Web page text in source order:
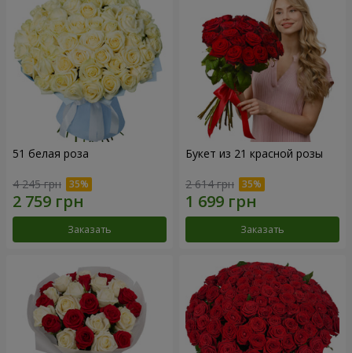
51 белая роза
4 245 грн
Заказать
Букет из 21 красной розы
2 614 грн
Заказать